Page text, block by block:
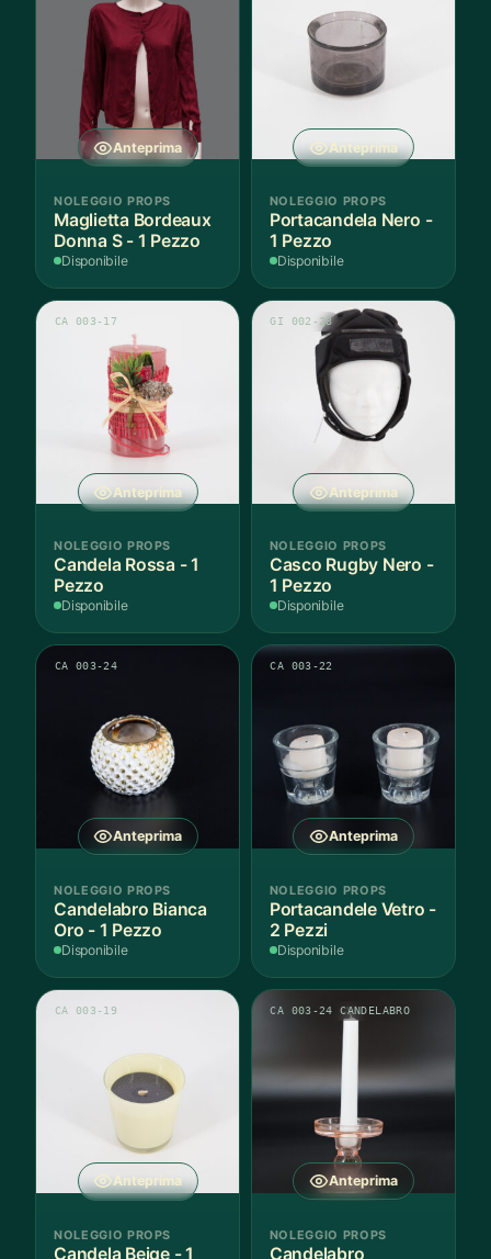
Anteprima
NOLEGGIO PROPS
Maglietta Bordeaux
Donna S - 1 Pezzo
Disponibile
Anteprima
NOLEGGIO PROPS
Portacandela Nero -
1 Pezzo
Disponibile
Anteprima
CA 003-17
NOLEGGIO PROPS
Candela Rossa - 1
Pezzo
Disponibile
Anteprima
GI 002-28
NOLEGGIO PROPS
Casco Rugby Nero -
1 Pezzo
Disponibile
Anteprima
CA 003-24
NOLEGGIO PROPS
Candelabro Bianca
Oro - 1 Pezzo
Disponibile
Anteprima
CA 003-22
NOLEGGIO PROPS
Portacandele Vetro -
2 Pezzi
Disponibile
Anteprima
CA 003-19
NOLEGGIO PROPS
Candela Beige - 1
Anteprima
CA 003-24 CANDELABRO
NOLEGGIO PROPS
Candelabro